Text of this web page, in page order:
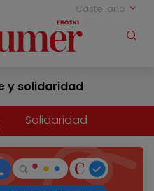
Castellano
y solidaridad
Solidaridad